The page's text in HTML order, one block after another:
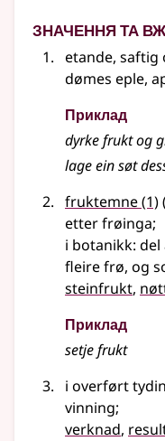
Значення та
etande, saftig
dømes eple,
Приклад
dyrke frukt og
lage ein søt
fruktemne(1)
etter frøinga;
i botanikk:
fleire frø, og
steinfrukt,
Приклад
setje frukt
i overført
vinning;
verknad,